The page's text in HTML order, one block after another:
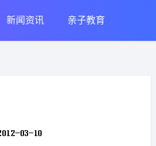
新闻资讯 亲子教育